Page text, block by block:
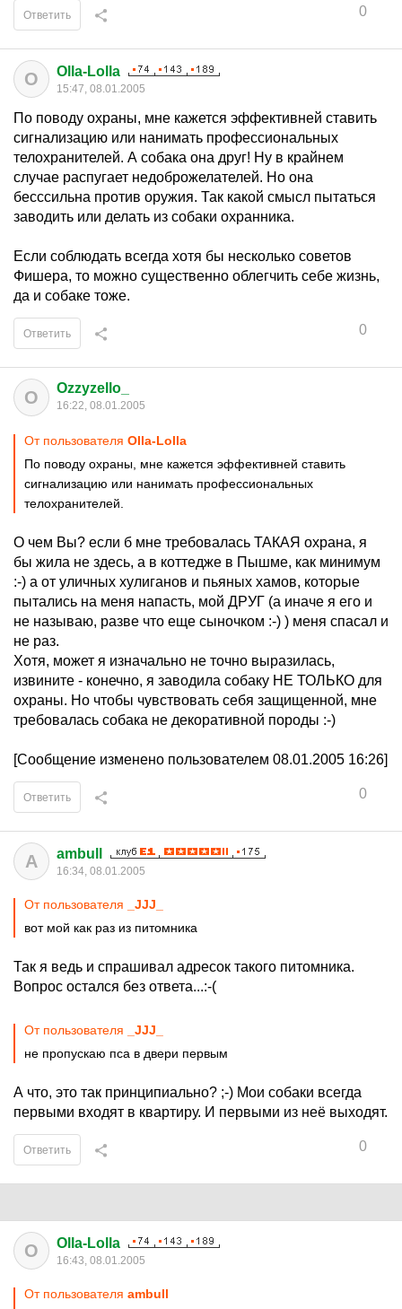
0
Ответить
O Olla-Lolla
15:47, 08.01.2005
По поводу охраны, мне кажется эффективней ставить
сигнализацию или нанимать профессиональных
телохранителей. А собака она друг! Ну в крайнем
случае распугает недоброжелателей. Но она
бесссильна против оружия. Так какой смысл пытаться
заводить или делать из собаки охранника.
Если соблюдать всегда хотя бы несколько советов
Фишера, то можно существенно облегчить себе жизнь,
да и собаке тоже.
0
Ответить
O Ozzyzello_
16:22, 08.01.2005
От пользователя Olla-Lolla
По поводу охраны, мне кажется эффективней ставить
сигнализацию или нанимать профессиональных
телохранителей.
О чем Вы? если б мне требовалась ТАКАЯ охрана, я
бы жила не здесь, а в коттедже в Пышме, как минимум
:-) а от уличных хулиганов и пьяных хамов, которые
пытались на меня напасть, мой ДРУГ (а иначе я его и
не называю, разве что еще сыночком :-) ) меня спасал и
не раз.
Хотя, может я изначально не точно выразилась,
извините - конечно, я заводила собаку НЕ ТОЛЬКО для
охраны. Но чтобы чувствовать себя защищенной, мне
требовалась собака не декоративной породы :-)
[Сообщение изменено пользователем 08.01.2005 16:26]
0
Ответить
A ambull
16:34, 08.01.2005
От пользователя
_JJJ_
вот мой как раз из питомника
Так я ведь и спрашивал адресок такого питомника.
Вопрос остался без ответа...:-(
От пользователя
_JJJ_
не пропускаю пса в двери первым
А что, это так принципиально? ;-) Мои собаки всегда
первыми входят в квартиру. И первыми из неё выходят.
0
Ответить
O Olla-Lolla
16:43, 08.01.2005
От пользователя ambull